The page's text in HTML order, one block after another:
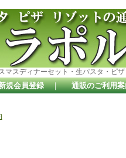
マスディナーセット・生パスタ・
規会員登録 ｜ 通販のご利用案